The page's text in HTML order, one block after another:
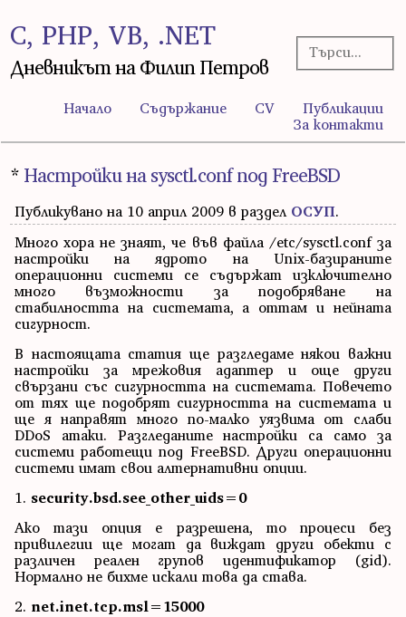
C, PHP, VB, .NET
Дневникът на Филип Петров
Начало Съдържание CV
Публикации
За контакти
* Настройки на sysctl.conf под FreeBSD
Публикувано на 10 април 2009 в раздел ОСУП.
Много хора не знаят, че във файла /etc/sysctl.conf за
настройки на ядрото на Unix-базираните
операционни системи се съдържат изключително
много възможности за подобряване на
стабилността на системата, а оттам и нейната
сигурност.
В настоящата статия ще разгледаме някои важни
настройки за мрежовия адаптер и още други
свързани със сигурността на системата. Повечето
от тях ще подобрят сигурността на системата и
ще я направят много по-малко уязвима от слаби
DDoS атаки. Разгледаните настройки са само за
системи работещи под FreeBSD. Други операционни
системи имат свои алтернативни опции.
1. security.bsd.see_other_uids=0
Ако тази опция е разрешена, то процеси без
привилегии ще могат да виждат други обекти с
различен реален групов идентификатор (gid).
Нормално не бихме искали това да става.
2. net.inet.tcp.msl=15000